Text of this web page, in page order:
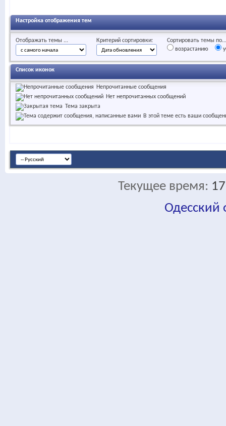
Настройка отображения тем
Отображать темы ... Критерий сортировки:
Сортировать темы по...
возрастанию
Список иконок
Непрочитанные сообщения
Нет непрочитанных сообщений
Тема закрыта
В этой теме есть ваши
Текущее время:
Одесский